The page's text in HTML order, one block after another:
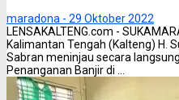
maradona - 29 Oktober 2022
LENSAKALTENG.com -
Kalimantan Tengah (Kalteng) H.
Sabran meninjau secara
Penanganan Banjir di ...